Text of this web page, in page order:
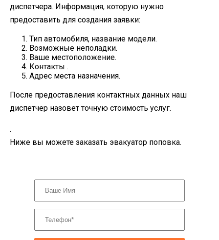
диспетчера. Информация, которую нужно
предоставить для создания заявки:
Тип автомобиля, название модели.
Возможные неполадки.
Ваше местоположение.
Контакты .
Адрес места назначения.
После предоставления контактных данных наш
диспетчер назовет точную стоимость услуг.
.
Ниже вы можете заказать эвакуатор поповка.